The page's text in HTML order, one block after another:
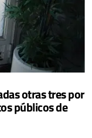
otras tres por
públicos de